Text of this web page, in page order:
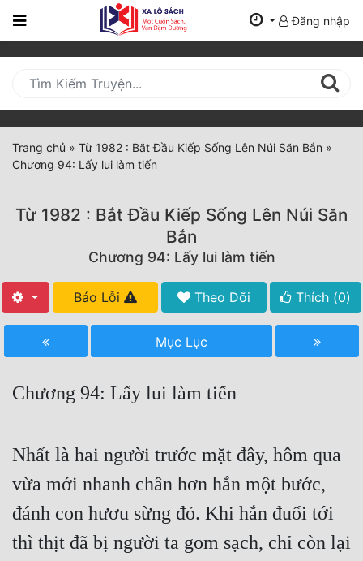
Trang
Mới
Cập
Nhật
(current)
Thể Loại
Truyện Mới Ra
Hoàn Thành
Free
Truyện Convert
Truyện Dịch
Truyện Nhập Môn
Truyện ngắn
Đăng nhập
Trang chủ » Từ 1982 : Bắt Đầu Kiếp Sống Lên Núi Săn Bắn »
Chương 94: Lấy lui làm tiến
Từ 1982 : Bắt Đầu Kiếp Sống Lên Núi Săn
Bắn
Chương 94: Lấy lui làm tiến
Báo Lỗi Theo Dõi Thích (0)
Mục Lục
Chương 94: Lấy lui làm tiến
Nhất là hai người trước mặt đây, hôm qua
vừa mới nhanh chân hơn hắn một bước,
đánh con hươu sừng đỏ. Khi hắn đuổi tới
thì thịt đã bị người ta gom sạch, chỉ còn lại